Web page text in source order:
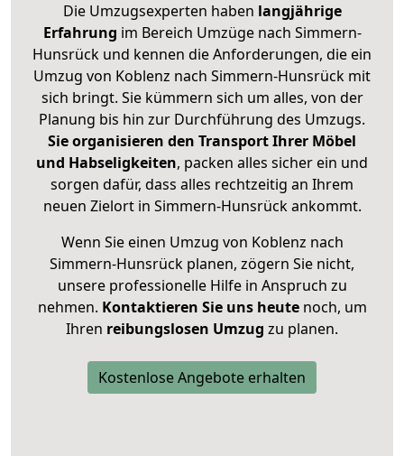
Die Umzugsexperten haben langjährige
Erfahrung im Bereich Umzüge nach Simmern-
Hunsrück und kennen die Anforderungen, die ein
Umzug von Koblenz nach Simmern-Hunsrück mit
sich bringt. Sie kümmern sich um alles, von der
Planung bis hin zur Durchführung des Umzugs.
Sie organisieren den Transport Ihrer Möbel
und Habseligkeiten, packen alles sicher ein und
sorgen dafür, dass alles rechtzeitig an Ihrem
neuen Zielort in Simmern-Hunsrück ankommt.
Wenn Sie einen Umzug von Koblenz nach
Simmern-Hunsrück planen, zögern Sie nicht,
unsere professionelle Hilfe in Anspruch zu
nehmen. Kontaktieren Sie uns heutenoch, um
Ihren reibungslosen Umzug zu planen.
Kostenlose Angebote erhalten